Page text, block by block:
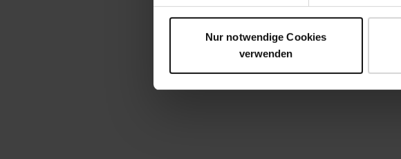
Nur notwendige Cookies
verwenden